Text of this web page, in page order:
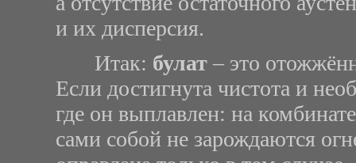
и их дисперсия.
Итак: булат– это
Если достигнута чистота и
где он выплавлен: на
сами собой не зарождаются